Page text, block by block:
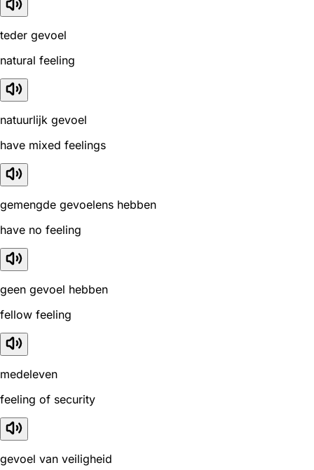
teder gevoel
natural feeling
natuurlijk gevoel
have mixed feelings
gemengde gevoelens hebben
have no feeling
geen gevoel hebben
fellow feeling
medeleven
feeling of security
gevoel van veiligheid